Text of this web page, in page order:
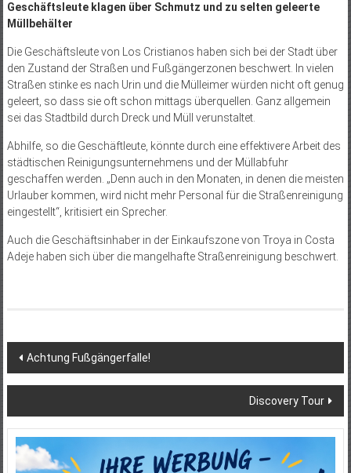
Geschäftsleute klagen über Schmutz und zu selten geleerte
Müllbehälter
Die Geschäftsleute von Los Cristianos haben sich bei der Stadt über
den Zustand der Straßen und Fußgängerzonen beschwert. In vielen
Straßen stinke es nach Urin und die Mülleimer würden nicht oft genug
geleert, so dass sie oft schon mittags überquellen. Ganz allgemein
sei das Stadtbild durch Dreck und Müll verunstaltet.
Abhilfe, so die Geschäftleute, könnte durch eine effektivere Arbeit des
städtischen Reinigungsunternehmens und der Müllabfuhr
geschaffen werden. „Denn auch in den Monaten, in denen die meisten
Urlauber kommen, wird nicht mehr Personal für die Straßenreinigung
eingestellt“, kritisiert ein Sprecher.
Auch die Geschäftsinhaber in der Einkaufszone von Troya in Costa
Adeje haben sich über die mangelhafte Straßenreinigung beschwert.
Beitragsnavigation
Achtung Fußgängerfalle!
Discovery Tour